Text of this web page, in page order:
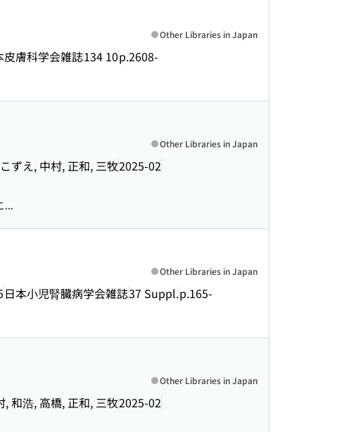
皮膚科学会雑誌134 10p.2608-
Other Libraries in Japan
ずえ, 中村, 正和, 三牧2025-02
Other Libraries in Japan
...
日本小児腎臓病学会雑誌37 Suppl.p.165-
Other Libraries in Japan
, 和浩, 高橋, 正和, 三牧2025-02
Other Libraries in Japan